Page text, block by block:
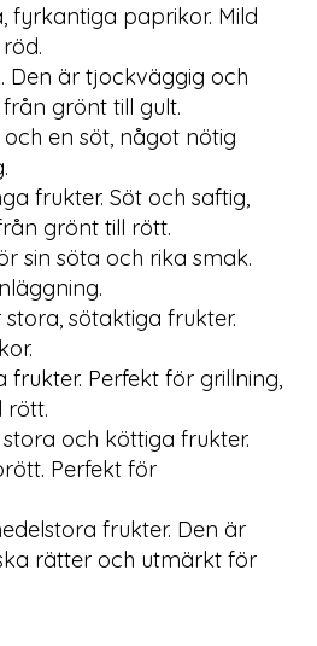
fyrkantiga paprikor. Mild
Den är tjockväggig och
grönt till gult.
en söt, något nötig
frukter. Söt och saftig,
grönt till rött.
sin söta och rika smak.
sötaktiga frukter.
frukter. Perfekt för grillning,
rött.
och köttiga frukter.
Perfekt för
frukter. Den är
rätter och utmärkt för